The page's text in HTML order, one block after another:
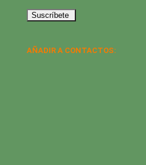
AÑADIR A CONTACTOS: